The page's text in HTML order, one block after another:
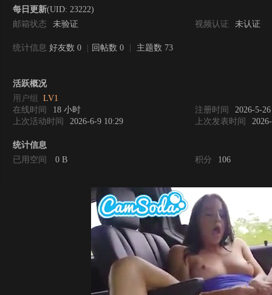
每日更新(UID: 23222)
邮箱状态
未验证 视频认证 未认证
统计信息 好友数 0 回帖数 0 主题数 73
活跃概况
用户组 LV1
在线时间
18 小时 注册时间
2026-5-
上次活动时间
2026-6-9 10:29 上次发表时间
统计信息
已用空间
0 B 积分 106